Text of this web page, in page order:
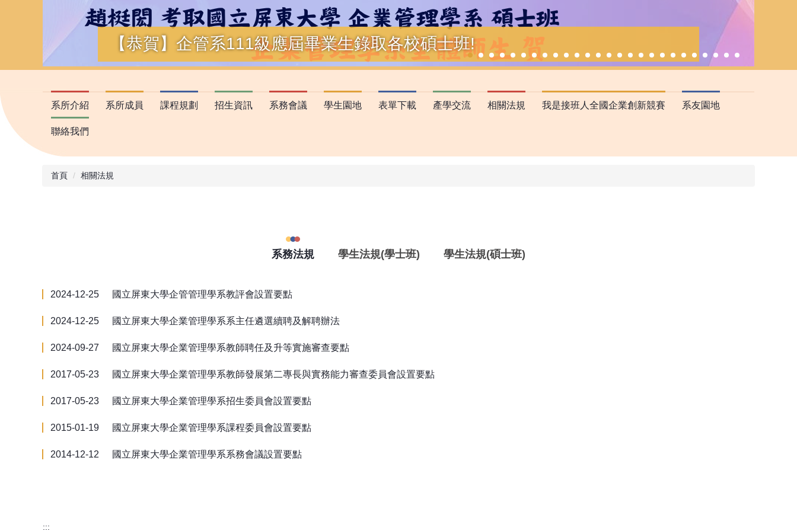
【恭賀】企管系111級應屆畢業生錄取各校碩士班!
系所介紹 系所成員 課程規劃 招生資訊 系務會議 學生園地 表單下載 產學交流 相關法規 我是接班人全國企業創新競賽 系友園地
聯絡我們
首頁 相關法規
系務法規 學生法規(學士班) 學生法規(碩士班)
2024-12-25 國立屏東大學企管管理學系教評會設置要點
2024-12-25 國立屏東大學企業管理學系系主任遴選續聘及解聘辦法
2024-09-27 國立屏東大學企業管理學系教師聘任及升等實施審查要點
2017-05-23 國立屏東大學企業管理學系教師發展第二專長與實務能力審查委員會設置要點
2017-05-23 國立屏東大學企業管理學系招生委員會設置要點
2015-01-19 國立屏東大學企業管理學系課程委員會設置要點
2014-12-12 國立屏東大學企業管理學系系務會議設置要點
:::